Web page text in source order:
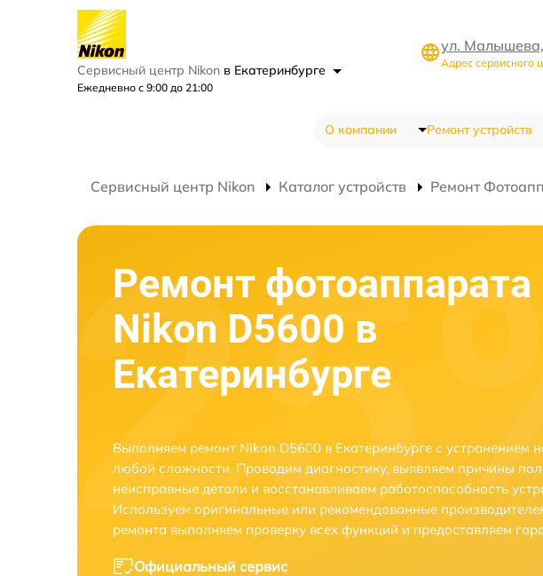
Сервисный центр Nikon в Екатеринбурге
Ежедневно с 9:00 до 21:00
ул.
Адрес сервисного
О компании Ремонт устройств
Сервисный центр Nikon Каталог устройств Ремонт
Ремонт фотоаппарата
Nikon D5600 в
Екатеринбурге
Выполняем ремонт Nikon D5600 в Екатеринбурге с устранением
любой сложности. Проводим диагностику, выявляем причины
неисправные детали и восстанавливаем работоспособность
Используем оригинальные или рекомендованные
ремонта выполняем проверку всех функций и предоставляем
Официальный сервис